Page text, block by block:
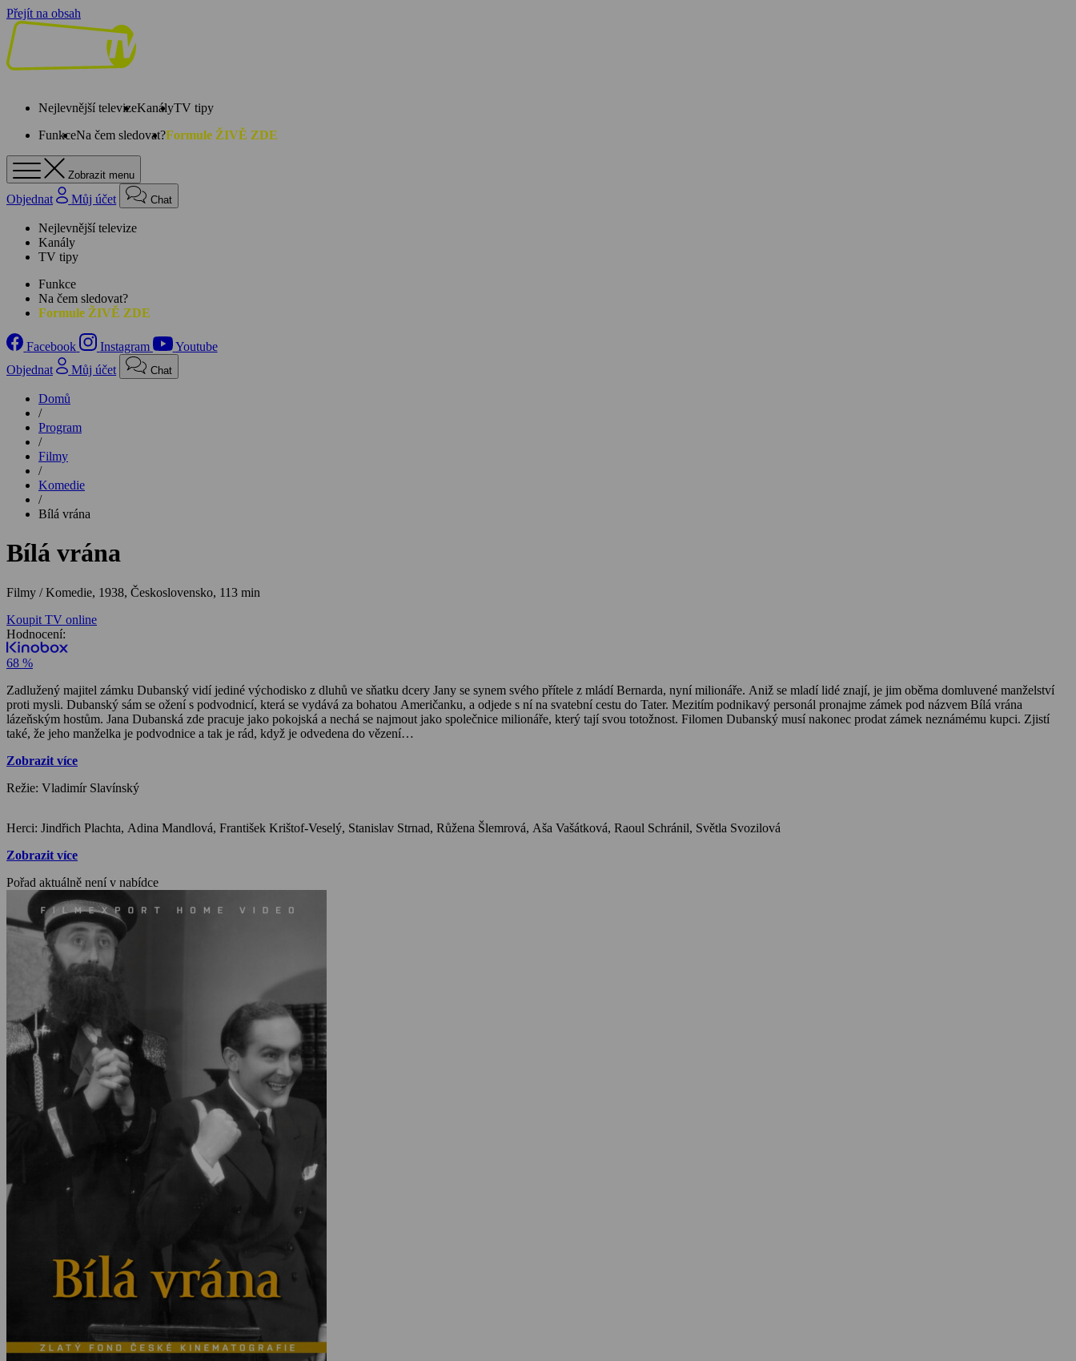
Přejít na obsah
Nejlevnější televizeKanályTV tipy
FunkceNa čem sledovat?Formule ŽIVĚ ZDE
Zobrazit menu
Objednat Můj účet Chat
Nejlevnější televize
Kanály
TV tipy
Funkce
Na čem sledovat?
Formule ŽIVĚ ZDE
Facebook Instagram
Youtube
Objednat
Můj účet Chat
Domů
/
Program
/
Filmy
/
Komedie
/
Bílá vrána
Bílá vrána
Filmy / Komedie, 1938, Československo, 113 min
Koupit TV online
Hodnocení:
68 %
Zadlužený majitel zámku Dubanský vidí jediné východisko z dluhů ve sňatku dcery Jany se synem svého přítele z mládí Bernarda, nyní milionáře. Aniž se mladí lidé znají, je jim oběma domluvené manželství
proti mysli. Dubanský sám se ožení s podvodnicí, která se vydává za bohatou Američanku, a odjede s ní na svatební cestu do Tater. Mezitím podnikavý personál pronajme zámek pod názvem Bílá vrána
lázeňským hostům. Jana Dubanská zde pracuje jako pokojská a nechá se najmout jako společnice milionáře, který tají svou totožnost. Filomen Dubanský musí nakonec prodat zámek neznámému kupci. Zjistí
také, že jeho manželka je podvodnice a tak je rád, když je odvedena do vězení…
Zobrazit více
Režie: Vladimír Slavínský
Herci: Jindřich Plachta, Adina Mandlová, František Krištof-Veselý, Stanislav Strnad, Růžena Šlemrová, Aša Vašátková, Raoul Schránil, Světla Svozilová
Zobrazit více
Pořad aktuálně není v nabídce